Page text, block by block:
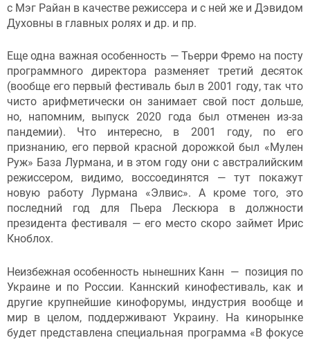
с Мэг Райан в качестве режиссера и с ней же и Дэвидом
Духовны в главных ролях и др. и пр.
Еще одна важная особенность — Тьерри Фремо на посту
программного директора разменяет третий десяток
(вообще его первый фестиваль был в 2001 году, так что
чисто арифметически он занимает свой пост дольше,
но, напомним, выпуск 2020 года был отменен из-за
пандемии). Что интересно, в 2001 году, по его
признанию, его первой красной дорожкой был «Мулен
Руж» База Лурмана, и в этом году они с австралийским
режиссером, видимо, воссоединятся — тут покажут
новую работу Лурмана «Элвис». А кроме того, это
последний год для Пьера Лескюра в должности
президента фестиваля — его место скоро займет Ирис
Кноблох.
Неизбежная особенность нынешних Канн — позиция по
Украине и по России. Каннский кинофестиваль, как и
другие крупнейшие кинофорумы, индустрия вообще и
мир в целом, поддерживают Украину. На кинорынке
будет представлена специальная программа «В фокусе